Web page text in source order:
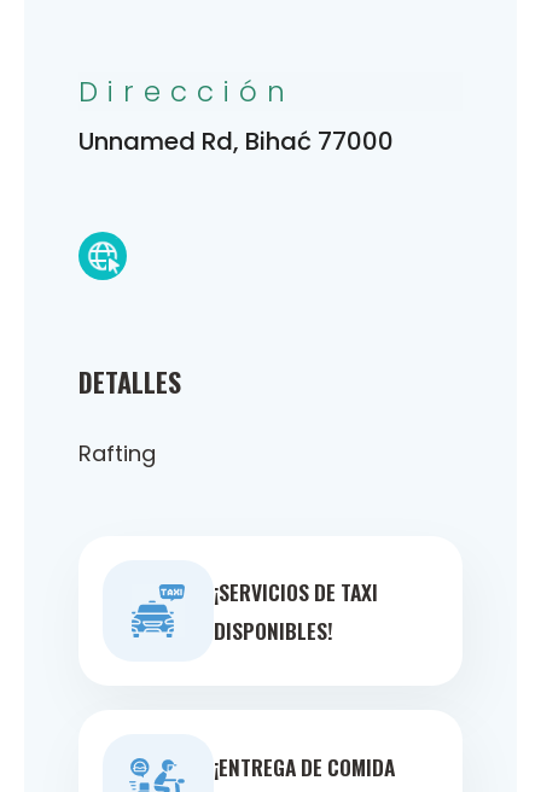
DETALLES
Rafting
¡SERVICIOS DE TAXI
DISPONIBLES!
¡ENTREGA DE COMIDA
Dirección
Unnamed Rd, Bihać 77000